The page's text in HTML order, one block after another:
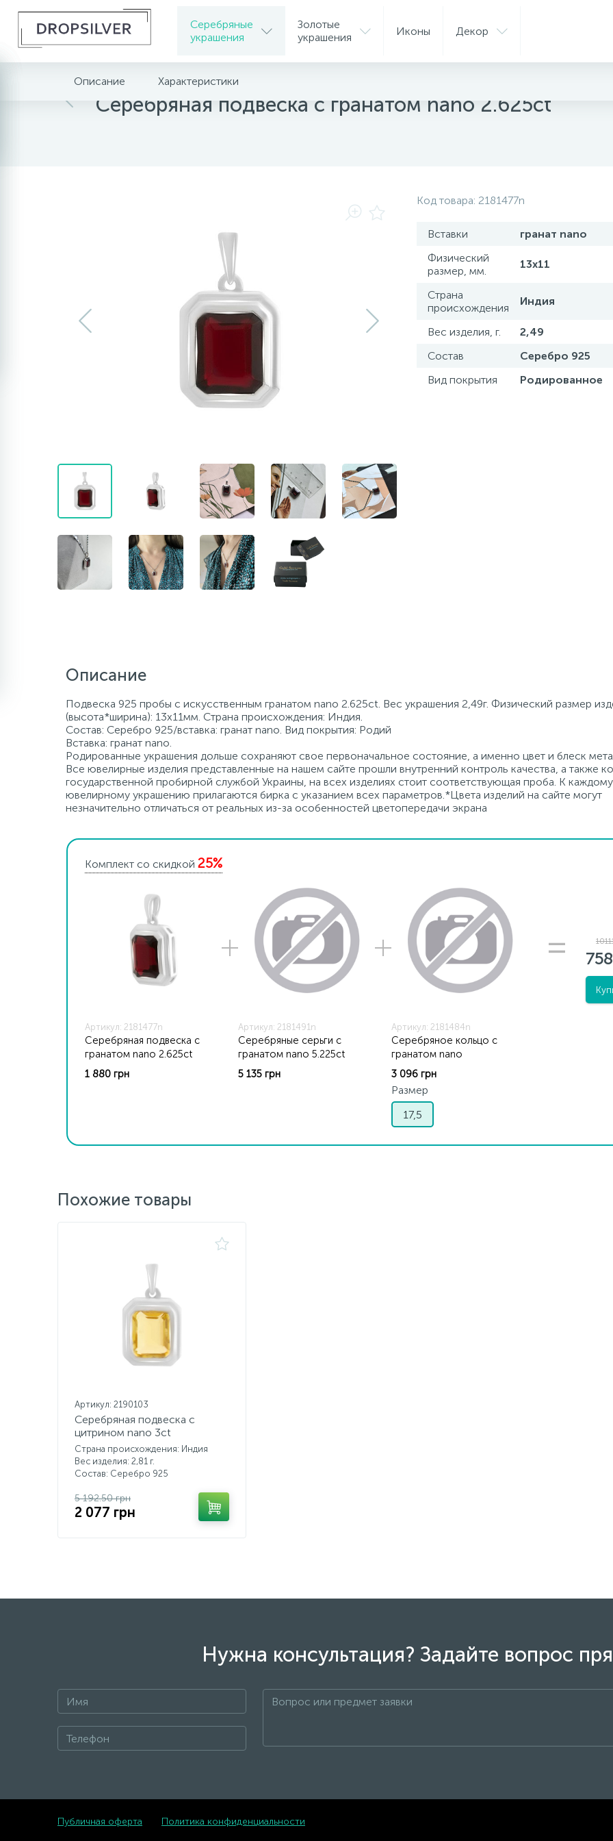
Серебряные
украшения
Золотые
украшения
Иконы Декор
Главная Серебряные украшения
Серебряная подвеска с гранатом nano 2.625ct
Описание Характеристики
Код товара: 2181477n
Вставки
гранат nano
Физический
размер, мм.
13х11
Страна
происхождения
Индия
Вес изделия, г.
2,49
Состав
Серебро 925
Вид покрытия
Родированное
Описание
Подвеска 925 пробы с искусственным гранатом nano 2.625ct. Вес украшения 2,49г. Физический размер
(высота*ширина): 13х11мм. Страна происхождения: Индия.
Состав: Серебро 925/вставка: гранат nano. Вид покрытия: Родий
Вставка: гранат nano.
Родированные украшения дольше сохраняют свое первоначальное состояние, а именно цвет и блеск
Все ювелирные изделия представленные на нашем сайте прошли внутренний контроль качества, а также
государственной пробирной службой Украины, на всех изделиях стоит соответствующая проба. К каждому
ювелирному украшению прилагаются бирка с указанием всех параметров.*Цвета изделий на сайте могут
незначительно отличаться от реальных из-за особенностей цветопередачи экрана
Комплект со скидкой 25%
Артикул: 2181477n
Серебряная подвеска с
гранатом nano 2.625ct
1 880 грн
Артикул: 2181491n
Серебряные серьги с
гранатом nano 5.225ct
5 135 грн
Артикул: 2181484n
Серебряное кольцо с
гранатом nano
3 096 грн
Размер
17,5
Похожие товары
Артикул: 2190103
Серебряная подвеска с
цитрином nano 3ct
Страна происхождения: Индия
Вес изделия: 2,81 г.
Состав: Серебро 925
5 192.50 грн
2 077 грн
Нужна консультация? Задайте вопрос
Публичная оферта Политика конфиденциальности